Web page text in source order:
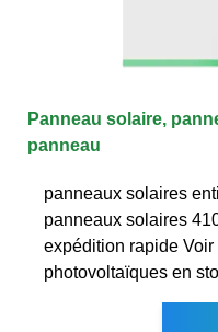
Panneau solaire,
panneau
panneaux solaires
panneaux solaires
expédition rapide
photovoltaïques en